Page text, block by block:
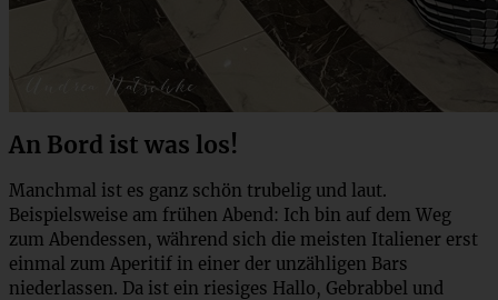
An Bord ist was los!
Manchmal ist es ganz schön trubelig und laut.
Beispielsweise am frühen Abend: Ich bin auf dem Weg
zum Abendessen, während sich die meisten Italiener erst
einmal zum Aperitif in einer der unzähligen Bars
niederlassen. Da ist ein riesiges Hallo, Gebrabbel und